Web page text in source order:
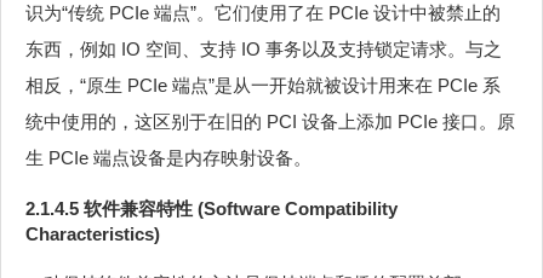
识为“传统 PCIe 端点”。它们使用了在 PCIe 设计中被禁止的
东西，例如 IO 空间、支持 IO 事务以及支持锁定请求。与之
相反，“原生 PCIe 端点”是从一开始就被设计用来在 PCIe 系
统中使用的，这区别于在旧的 PCI 设备上添加 PCIe 接口。原
生 PCIe 端点设备是内存映射设备。
2.1.4.5 软件兼容特性 (Software Compatibility
Characteristics)